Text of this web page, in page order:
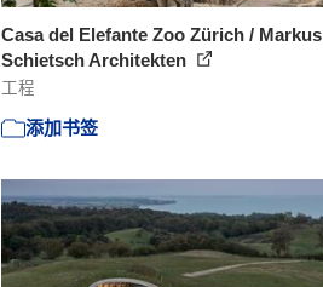
Casa del Elefante Zoo Zürich / Markus
Schietsch Architekten
工程
添加书签